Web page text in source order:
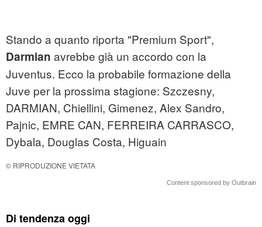
Stando a quanto riporta "Premium Sport",
Darmian avrebbe già un accordo con la
Juventus. Ecco la probabile formazione della
Juve per la prossima stagione: Szczesny,
DARMIAN, Chiellini, Gimenez, Alex Sandro,
Pajnic, EMRE CAN, FERREIRA CARRASCO,
Dybala, Douglas Costa, Higuain
© RIPRODUZIONE VIETATA
Content sponsored by Outbrain
Di tendenza oggi